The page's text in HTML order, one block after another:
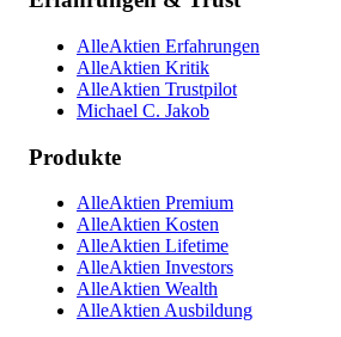
AlleAktien Erfahrungen
AlleAktien Kritik
AlleAktien Trustpilot
Michael C. Jakob
Produkte
AlleAktien Premium
AlleAktien Kosten
AlleAktien Lifetime
AlleAktien Investors
AlleAktien Wealth
AlleAktien Ausbildung